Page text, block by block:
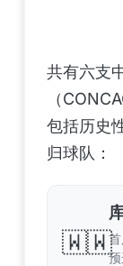
共有六支
（
包括历史
归球队：
🇼🇼